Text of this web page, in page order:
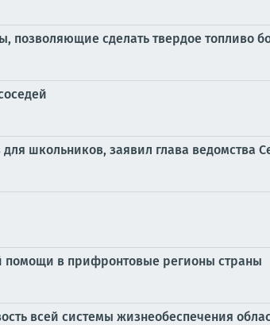
сделать твердое топливо
школьников, заявил глава ведомства
помощи в прифронтовые регионы страны
всей системы жизнеобеспечения